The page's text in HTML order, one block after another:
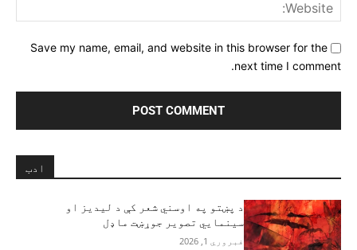
Save my name, email, and website in this browser for the
next time I comment.
ادب
د پښتو په اوسني شعر کې د لیدیز او
سینمایي تصویر جوړښت ماډل
فبروري 1, 2026